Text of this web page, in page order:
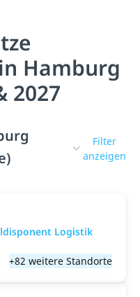
Hamburg
2027
Filter
anzeigen
Logistik
+82 weitere Standorte